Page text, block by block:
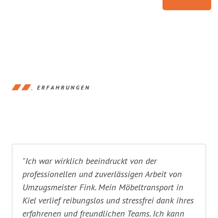
ERFAHRUNGEN
"Ich war wirklich beeindruckt von der
professionellen und zuverlässigen Arbeit von
Umzugsmeister Fink. Mein Möbeltransport in
Kiel verlief reibungslos und stressfrei dank ihres
erfahrenen und freundlichen Teams. Ich kann